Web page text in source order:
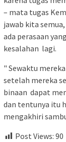
– mata tugas
jawab kita
ada perasaan
kesalahan lagi.
" Sewaktu
setelah mereka
binaan dapat
dan tentunya itu
mengakhiri
Post Views: 90